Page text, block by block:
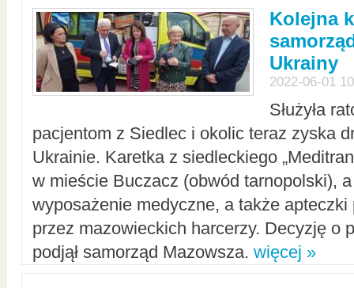
Kolejna
Ukrainy
2022-06-01
Służyła
pacjentom z Siedlec i okolic teraz zyska
Ukrainie. Karetka z siedleckiego
w mieście Buczacz (obwód tarnopolski),
wyposażenie medyczne, a także apteczki
przez mazowieckich harcerzy. Decyzję o
podjął samorząd Mazowsza. więcej »